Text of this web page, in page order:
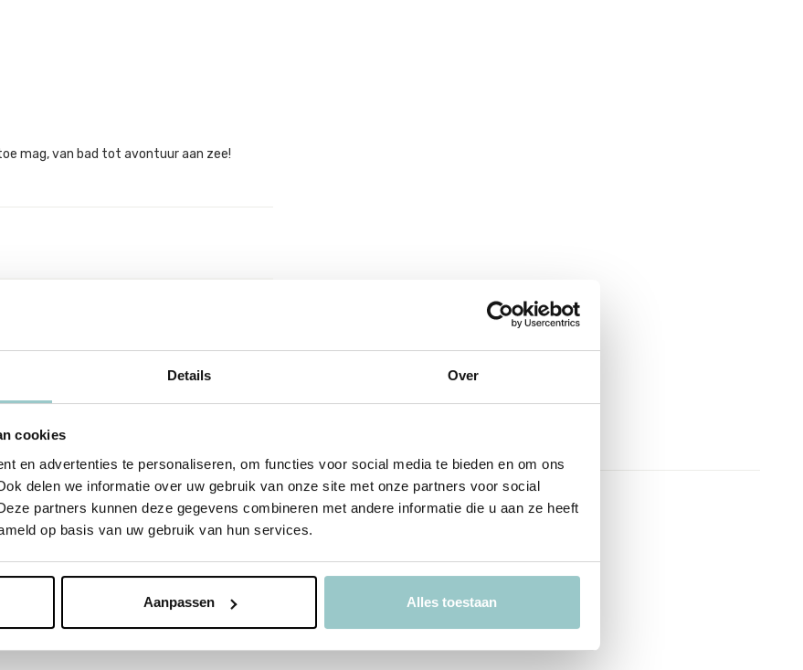
Details Over
cookies
en advertenties te personaliseren, om functies voor social media te bieden en om ons
delen we informatie over uw gebruik van onze site met onze partners voor social
partners kunnen deze gegevens combineren met andere informatie die u aan ze heeft
op basis van uw gebruik van hun services.
Aanpassen Alles toestaan
mag, van bad tot avontuur aan zee!